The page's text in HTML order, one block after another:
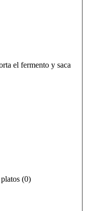
el fermento y saca
(0)